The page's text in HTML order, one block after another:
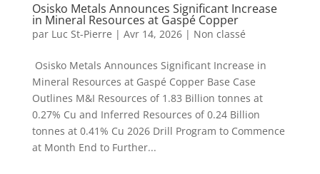
Osisko Metals Announces Significant Increase
in Mineral Resources at Gaspé Copper
par Luc St-Pierre | Avr 14, 2026| Non classé
Osisko Metals Announces Significant Increase in
Mineral Resources at Gaspé Copper Base Case
Outlines M&I Resources of 1.83 Billion tonnes at
0.27% Cu and Inferred Resources of 0.24 Billion
tonnes at 0.41% Cu 2026 Drill Program to Commence
at Month End to Further...